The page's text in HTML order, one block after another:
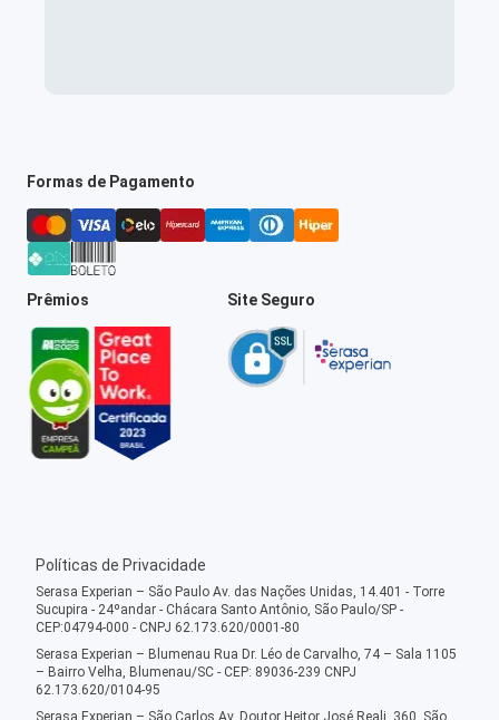
Formas de Pagamento
Prêmios Site Seguro
Políticas de Privacidade
Serasa Experian – São Paulo Av. das Nações Unidas, 14.401 - Torre
Sucupira - 24ºandar - Chácara Santo Antônio, São Paulo/SP -
CEP:04794-000 - CNPJ 62.173.620/0001-80
Serasa Experian – Blumenau Rua Dr. Léo de Carvalho, 74 – Sala 1105
– Bairro Velha, Blumenau/SC - CEP: 89036-239 CNPJ
62.173.620/0104-95
Serasa Experian – São Carlos Av. Doutor Heitor José Reali, 360, São